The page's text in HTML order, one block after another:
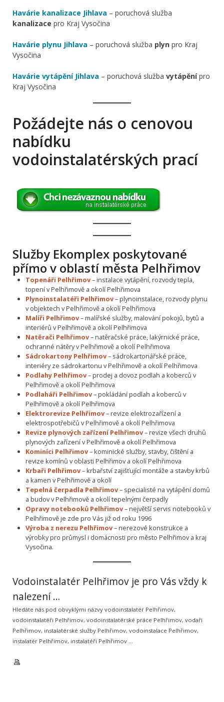
Havárie kanalizace Jihlava – poruchová služba
kanalizace pro Kraj Vysočina
Havárie plynu Jihlava – poruchová služba plyn pro Kraj
Vysočina
Havárie vytápění Jihlava – poruchová služba vytápěnípro
Kraj Vysočina
Požádejte nás o cenovou
nabídku
vodoinstalatérských prací
Služby Ekomplex poskytované
přímo v oblastí města Pelhřimov
Topenáři Pelhřimov– instalace vytápění, rozvody tepla,
topení v Pelhřimově a okolí Pelhřimova
Plynoinstalatéři Pelhřimov– plynoinstalace, rozvody plynu
v objektech v Pelhřimově a okolí Pelhřimova
Malíři Pelhřimov– malířské služby, malování pokojů, bytů a
interiérů v Pelhřimově a okolí Pelhřimova
Natěrači Pelhřimov– natěračské práce, lakýrnické práce,
ochranné nátěry v Pelhřimově a okolí Pelhřimova
Sádrokartony Pelhřimov– sádrokartonářské práce,
interiéry ze sádrokartonu v Pelhřimově a okolí Pelhřimova
Podlahy Pelhřimov– prodej a dovoz podlah a koberců v
Pelhřimově a okolí Pelhřimova
Podlaháři Pelhřimov– pokládání podlah a koberců v
Pelhřimově a okolí Pelhřimova
Elektrorevize Pelhřimov– revize elektrozařízení a
elektrospotřebičů v Pelhřimově a okolí Pelhřimova
Revize plynových zařízení Pelhřimov– revize všech druhů
plynových zařízení v Pelhřimově a okolí Pelhřimova
Kominíci Pelhřimov– kominické služby, stavby, čištění a
revize komínů v oblasti Pelhřimov a okolí Pelhřimova
Krbaři Pelhřimov– krbařství zajišťující montáže a stavby krbů
a kamen v Pelhřimově a okolí
Tepelná čerpadla Pelhřimov– specialisté na vytápění domů
a budov v Pelhřimově a okolí tepelnými čerpadly
Opravy notebooků Pelhřimov– největší servis notebooků v
Pelhřimově je zde pro Vás již od roku 1996
Výroba z nerezu Pelhřimov– nerezové konstrukce a
výrobky pro průmysl i domácnosti pro město Pelhřimov a kraj
Vysočina.
Vodoinstalatér Pelhřimov je pro Vás vždy k
nalezení …
Hledáte nás pod obvyklými názvy vodoinstalatér Pelhřimov,
vodoinstalatéři Pelhřimov, vodoinstalatérské práce Pelhřimov, vodaři
Pelhřimov, instalatérské služby Pelhřimov, vodoinstalace Pelhřimov,
instalatér Pelhřimov, instalatéři Pelhřimov …